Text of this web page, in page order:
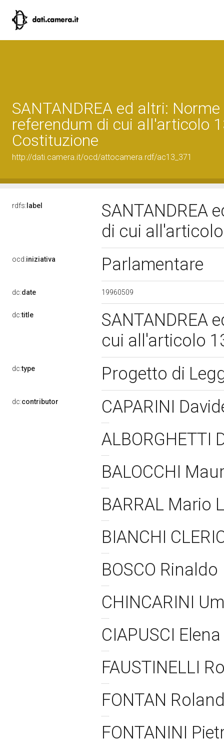
SANTANDREA ed altri:
referendum di cui all'articolo
Costituzione
http://dati.camera.it/ocd/attocamera.rdf/ac13_371
rdfs: label
SANTANDREA
di cui
ocd:iniziativa Parlamentare
dc:date 19960509
dc:title
SANTANDREA
cui all'articolo
dc:type Progetto di
dc:contributor
CAPARINI
ALBORGHETTI
BALOCCHI
BARRAL Mario
BIANCHI
BOSCO Rinaldo
CHINCARINI
CIAPUSCI Elena
FAUSTINELLI
FONTAN
FONTANINI